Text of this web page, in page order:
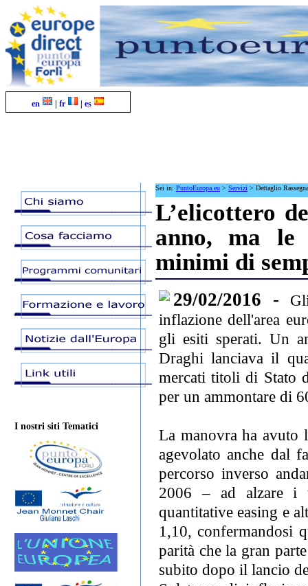
en | fr | es
I nostri siti Tematici
Sei in: PuntoEuropa.eu > Servizi > Dettaglio
L’elicottero
anno, ma le
minimi di
29/02/2016 -
inflazione dell'area
gli esiti sperati. Un
Draghi lanciava il
mercati titoli di Stato
per un ammontare di
La manovra ha avuto
agevolato anche dal
percorso inverso
2006 – ad alzare i
quantitative easing e
1,10, confermandosi
parità che la gran
subito dopo il lancio